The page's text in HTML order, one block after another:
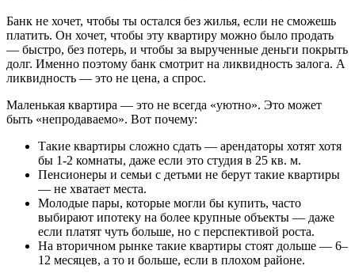
Банк не хочет, чтобы ты остался без жилья, если не сможешь
платить. Он хочет, чтобы эту квартиру можно было продать
— быстро, без потерь, и чтобы за вырученные деньги покрыть
долг. Именно поэтому банк смотрит на ликвидность залога. А
ликвидность — это не цена, а спрос.
Маленькая квартира — это не всегда «уютно». Это может
быть «непродаваемо». Вот почему:
Такие квартиры сложно сдать — арендаторы хотят хотя
бы 1-2 комнаты, даже если это студия в 25 кв. м.
Пенсионеры и семьи с детьми не берут такие квартиры
— не хватает места.
Молодые пары, которые могли бы купить, часто
выбирают ипотеку на более крупные объекты — даже
если платят чуть больше, но с перспективой роста.
На вторичном рынке такие квартиры стоят дольше — 6–
12 месяцев, а то и больше, если в плохом районе.